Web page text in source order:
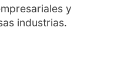
y
industrias.